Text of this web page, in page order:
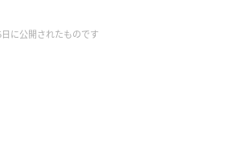
に公開されたものです